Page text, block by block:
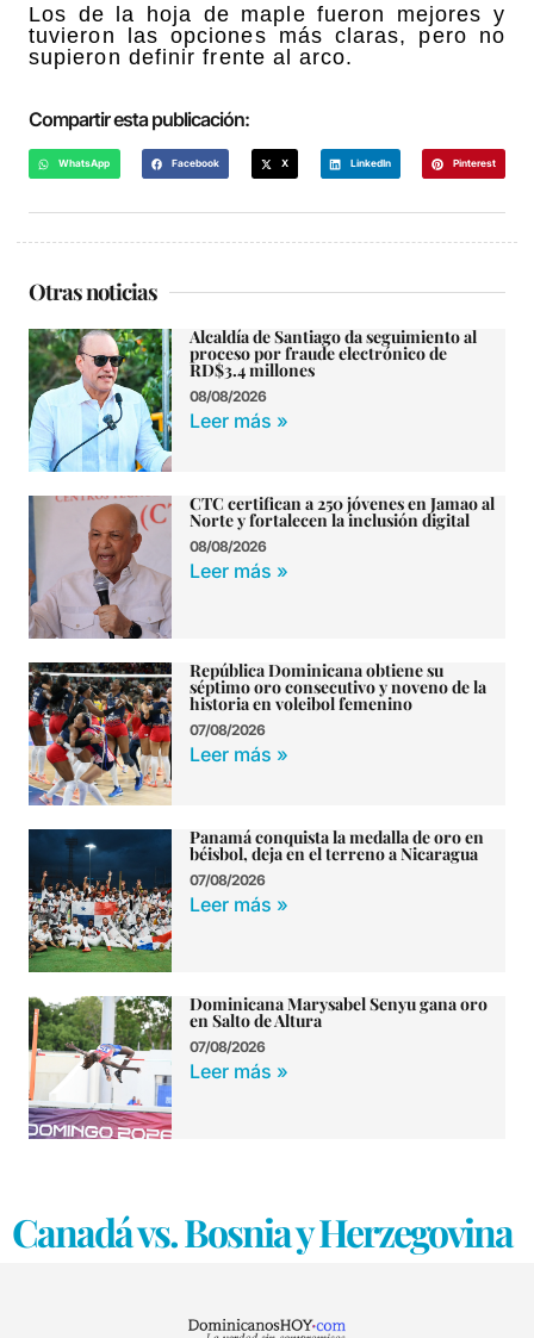
Los de la hoja de maple fueron mejores y
tuvieron las opciones más claras, pero no
supieron definir frente al arco.
Compartir esta publicación:
WhatsApp Facebook X LinkedIn Pinterest
Otras noticias
Alcaldía de Santiago da seguimiento al
proceso por fraude electrónico de
RD$3.4 millones
08/08/2026
Leer más »
CTC certifican a 250 jóvenes en Jamao al
Norte y fortalecen la inclusión digital
08/08/2026
Leer más »
República Dominicana obtiene su
séptimo oro consecutivo y noveno de la
historia en voleibol femenino
07/08/2026
Leer más »
Panamá conquista la medalla de oro en
béisbol, deja en el terreno a Nicaragua
07/08/2026
Leer más »
Dominicana Marysabel Senyu gana oro
en Salto de Altura
07/08/2026
Leer más »
Canadá vs. Bosnia y Herzegovina